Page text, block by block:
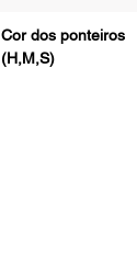
Cor dos ponteiros
(H,M,S)